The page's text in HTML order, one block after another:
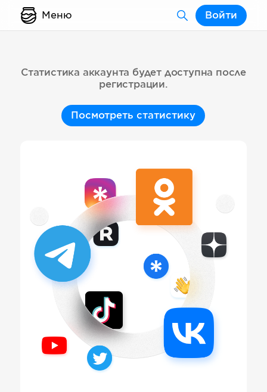
Меню Войти
Статистика аккаунта будет доступна после
регистрации.
Посмотреть статистику